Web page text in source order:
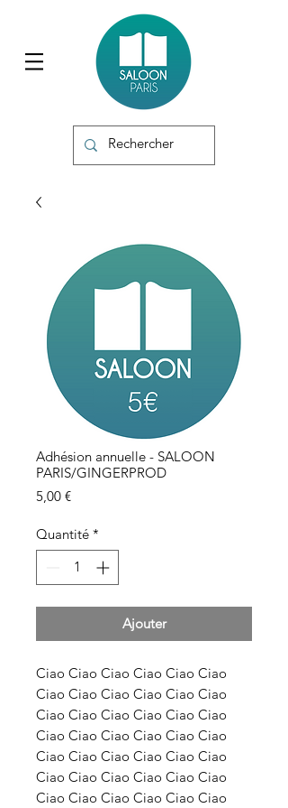
Adhésion annuelle - SALOON
PARIS/GINGERPROD
5,00 €Prix
Quantité *
Ajouter
Ciao Ciao Ciao Ciao Ciao Ciao
Ciao Ciao Ciao Ciao Ciao Ciao
Ciao Ciao Ciao Ciao Ciao Ciao
Ciao Ciao Ciao Ciao Ciao Ciao
Ciao Ciao Ciao Ciao Ciao Ciao
Ciao Ciao Ciao Ciao Ciao Ciao
Ciao Ciao Ciao Ciao Ciao Ciao